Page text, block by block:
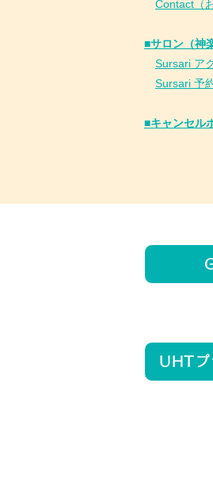
Contact（
■サロン（神
Sursari ア
Sursari 予
​■キャンセル
UHTプ